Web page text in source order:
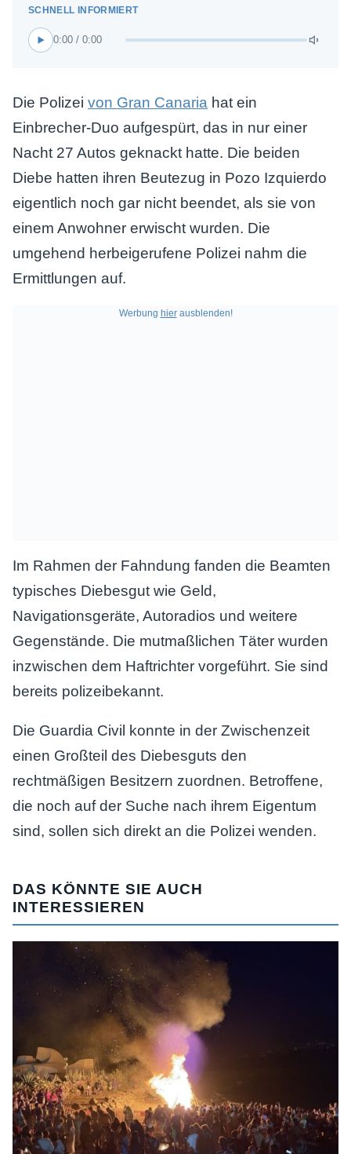
0:00 / 0:00
Die Polizei von Gran Canaria hat ein
Einbrecher-Duo aufgespürt, das in nur einer
Nacht 27 Autos geknackt hatte. Die beiden
Diebe hatten ihren Beutezug in Pozo Izquierdo
eigentlich noch gar nicht beendet, als sie von
einem Anwohner erwischt wurden. Die
umgehend herbeigerufene Polizei nahm die
Ermittlungen auf.
Werbung hierausblenden!
Im Rahmen der Fahndung fanden die Beamten
typisches Diebesgut wie Geld,
Navigationsgeräte, Autoradios und weitere
Gegenstände. Die mutmaßlichen Täter wurden
inzwischen dem Haftrichter vorgeführt. Sie sind
bereits polizeibekannt.
Die Guardia Civil konnte in der Zwischenzeit
einen Großteil des Diebesguts den
rechtmäßigen Besitzern zuordnen. Betroffene,
die noch auf der Suche nach ihrem Eigentum
sind, sollen sich direkt an die Polizei wenden.
DAS KÖNNTE SIE AUCH
INTERESSIEREN